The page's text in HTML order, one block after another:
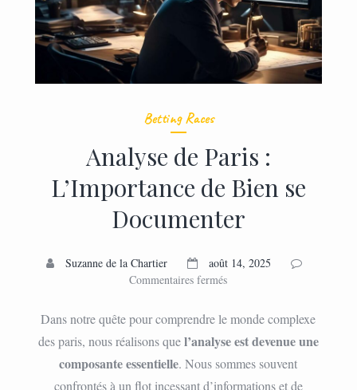
Betting Races
Analyse de Paris :
L’Importance de Bien se
Documenter
Suzanne de la Chartier
août 14, 2025
Commentaires ferméssur
Paris
:
L’Importance
de
Dans notre quête pour comprendre le monde complexe
des paris, nous réalisons quel’analyse est devenue une
composante essentielle. Nous sommes souvent
confrontés à un flot incessant d’informations et de